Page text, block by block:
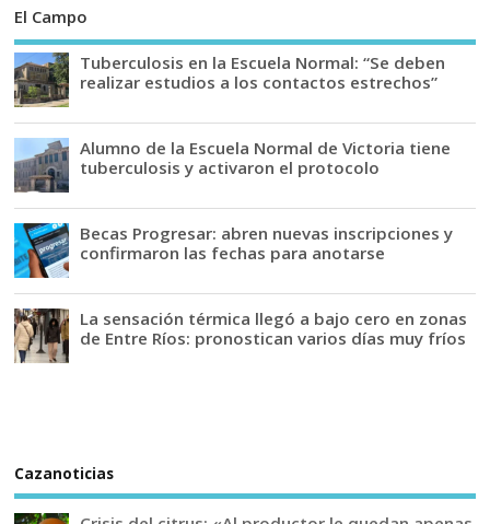
El Campo
Tuberculosis en la Escuela Normal: “Se deben
realizar estudios a los contactos estrechos”
Alumno de la Escuela Normal de Victoria tiene
tuberculosis y activaron el protocolo
Becas Progresar: abren nuevas inscripciones y
confirmaron las fechas para anotarse
La sensación térmica llegó a bajo cero en zonas
de Entre Ríos: pronostican varios días muy fríos
Cazanoticias